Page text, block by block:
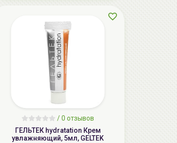
крем-
-50%
/0 отзывов
ГЕЛЬТЕК hydratation Крем
увлажняющий, 5мл, GELTEK